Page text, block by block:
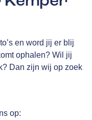
en word jij er blij
ophalen? Wil jij
Dan zijn wij op zoek
op: